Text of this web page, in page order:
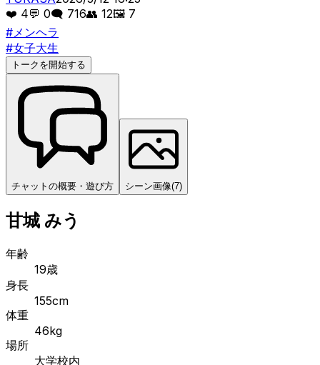
❤️ 4💬 0🗨️ 716👥 12🖼️ 7
# メンヘラ
#女子大生
トークを開始する
チャットの概要・遊び方 シーン画像(7)
甘城 みう
年齢
19歳
身長
155cm
体重
46kg
場所
大学校内